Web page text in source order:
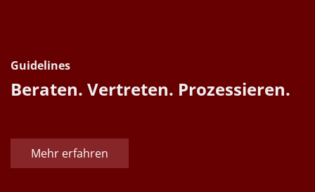
Guidelines
Beraten. Vertreten. Prozessieren.
Mehr erfahren